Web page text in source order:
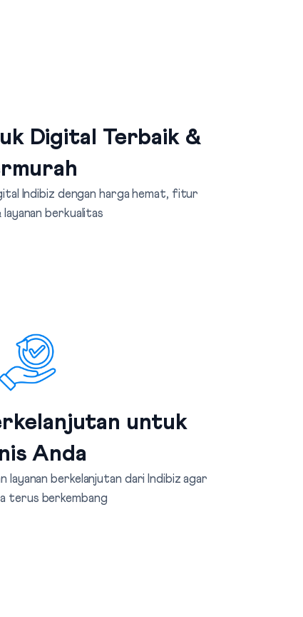
Digital Terbaik &
Indibiz dengan harga hemat, fitur
layanan berkualitas
untuk
Anda
layanan berkelanjutan dari Indibiz agar
terus berkembang